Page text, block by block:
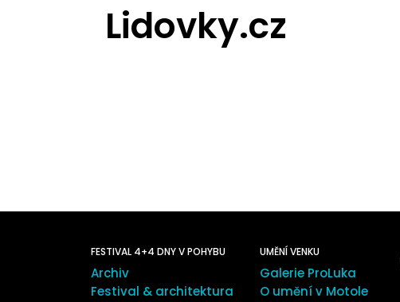
Lidovky.cz
FESTIVAL 4+4 DNY V POHYBU
Archiv
Festival & architektura
UMĚNÍ VENKU
Galerie ProLuka
O umění v Motole